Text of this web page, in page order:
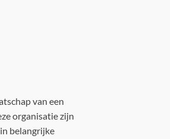
van een
organisatie zijn
belangrijke